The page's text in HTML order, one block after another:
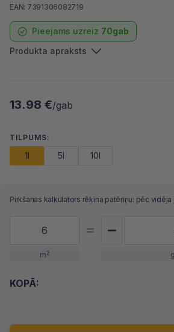
Pieejams uzreiz 70gab
EAN: 7391306082719
Produkta apraksts
13.98 €/gab
TILPUMS:
1l 5l 10l
Pirkšanas kalkulators rēķina patēriņu: pēc vidēja
m2
KOPĀ: